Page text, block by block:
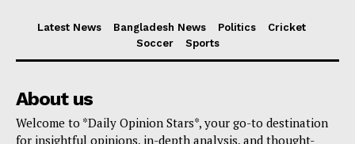
Latest News Bangladesh News Politics
Cricket
Soccer
Sports
About us
Welcome to *Daily Opinion Stars*, your go-to destination
for insightful opinions, in-depth analysis, and thought-